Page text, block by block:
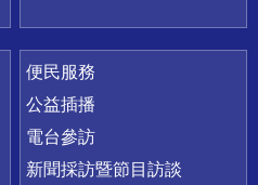
便民服務
公益插播
電台參訪
新聞採訪暨節目訪談